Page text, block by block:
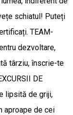
schiatul! Puteți
TEAM-
dezvoltare,
târziu, înscrie-te
DE
lipsită de griji,
aproape de cei